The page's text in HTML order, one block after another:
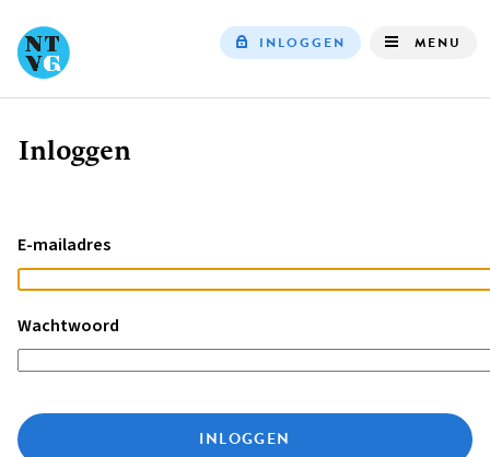
INLOGGEN MENU
Kruimelpad
Inloggen
E-mailadres
Wachtwoord
INLOGGEN